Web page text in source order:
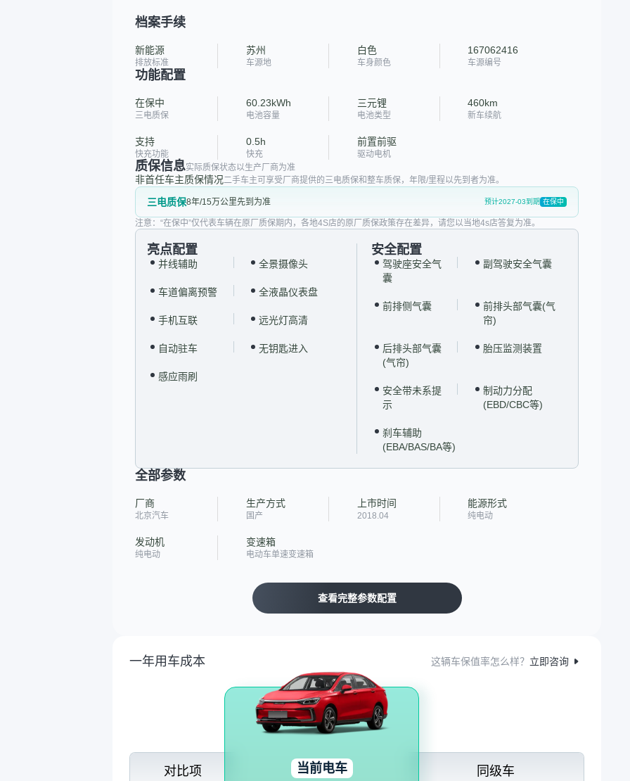
档案手续
新能源
排放标准
苏州
车源地
白色
车身颜色
167062416
车源编号
功能配置
在保中
三电质保
60.23kWh
电池容量
三元锂
电池类型
460km
新车续航
支持
快充功能
0.5h
快充
前置前驱
驱动电机
质保信息实际质保状态以生产厂商为准
非首任车主质保情况二手车主可享受厂商提供的三电质保和整车质保，年限/里程以先到者为准。
三电质保8年/15万公里先到为准 预计2027-03到期 在保中
注意：“在保中”仅代表车辆在原厂质保期内，各地4S店的原厂质保政策存在差异，请您以当地4s店答复为准。
亮点配置
并线辅助 全景摄像头
车道偏离预警 全液晶仪表盘
手机互联 远光灯高清
自动驻车 无钥匙进入
感应雨刷
安全配置
驾驶座安全气
囊
副驾驶安全气囊
前排侧气囊
前排头部气囊(气
帘)
后排头部气囊
(气帘)
胎压监测装置
安全带未系提
示
制动力分配
(EBD/CBC等)
刹车辅助
(EBA/BAS/BA等)
全部参数
厂商
北京汽车
生产方式
国产
上市时间
2018.04
能源形式
纯电动
发动机
纯电动
变速箱
电动车单速变速箱
查看完整参数配置
一年用车成本 这辆车保值率怎么样？ 立即咨询
对比项 当前电车 同级车